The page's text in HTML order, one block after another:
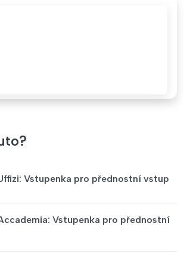
Vstupenka pro přednostní vstup
Vstupenka pro přednostní